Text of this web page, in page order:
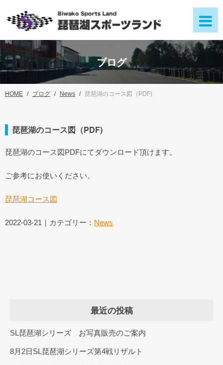
ブログ
HOME ブログ News 琵琶湖のコース図（PDF)
琵琶湖のコース図（PDF)
琵琶湖のコース図PDFにてダウンロード頂けます。
ご参考にお使いください。
琵琶湖コース図
2022-03-21｜カテゴリー： News
最近の投稿
SL琵琶湖シリーズ お写真販売のご案内
8月2日SL琵琶湖シリーズ第4戦リザルト